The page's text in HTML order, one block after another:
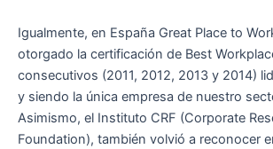
Igualmente, en España Great Place to
otorgado la certificación de Best
consecutivos (2011, 2012, 2013 y 2014)
y siendo la única empresa de nuestro
Asimismo, el Instituto CRF (Corporate
Foundation), también volvió a reconocer